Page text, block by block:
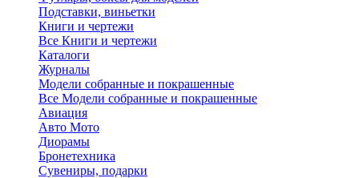
Подставки, виньетки
Книги и чертежи
Все Книги и чертежи
Каталоги
Журналы
Модели собранные и покрашенные
Все Модели собранные и покрашенные
Авиация
Авто Мото
Диорамы
Бронетехника
Сувениры, подарки